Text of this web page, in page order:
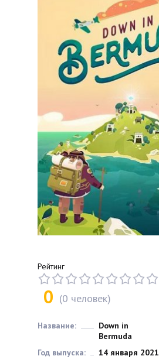
Рейтинг
0 (0 человек)
Название:
Down in
Bermuda
Год выпуска:
14 января 2021